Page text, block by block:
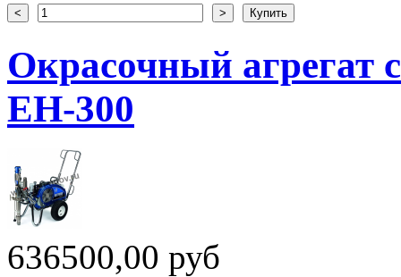
Окрасочный агрегат
EH-300
636500,00 руб